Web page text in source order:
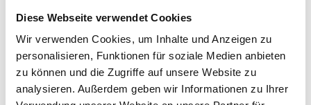
Diese Webseite verwendet Cookies
Wir verwenden Cookies, um Inhalte und Anzeigen zu
personalisieren, Funktionen für soziale Medien anbieten
zu können und die Zugriffe auf unsere Website zu
analysieren. Außerdem geben wir Informationen zu Ihrer
ZUSATZINFOS